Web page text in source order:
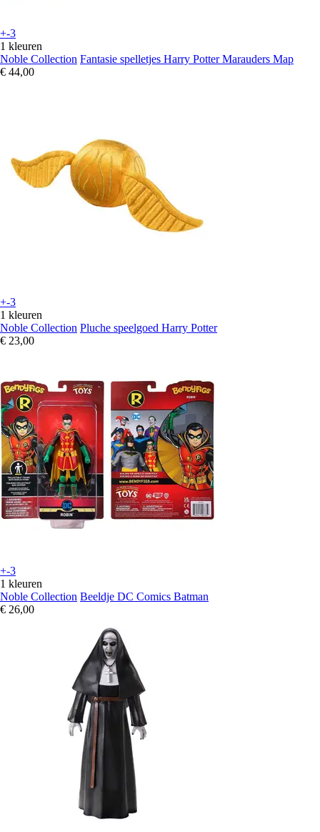
+-3
1 kleuren
Noble Collection Fantasie spelletjes Harry Potter Marauders Map
€ 44,00
+-3
1 kleuren
Noble Collection Pluche speelgoed Harry Potter
€ 23,00
+-3
1 kleuren
Noble Collection Beeldje DC Comics Batman
€ 26,00